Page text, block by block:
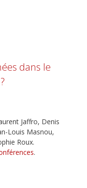
dans le
Jaffro, Denis
Louis Masnou,
Roux.
.